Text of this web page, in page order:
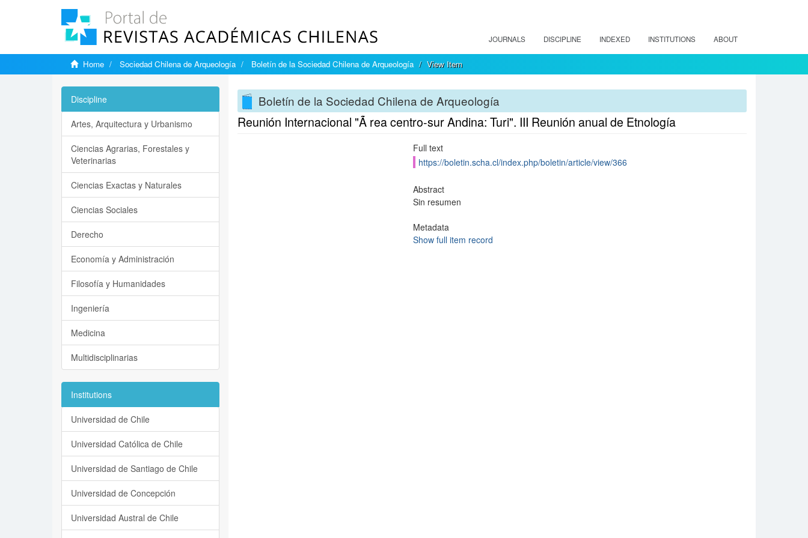
JOURNALS DISCIPLINE INDEXED INSTITUTIONS ABOUT
Home Sociedad Chilena de Arqueología Boletín de la Sociedad Chilena de Arqueología View Item
Boletín de la Sociedad Chilena de Arqueología
Reunión Internacional "Ã rea centro-sur Andina: Turi". III Reunión anual de Etnología
Full text
https://boletin.scha.cl/index.php/boletin/article/view/366
Abstract
Sin resumen
Metadata
Show full item record
Discipline
Artes, Arquitectura y Urbanismo
Ciencias Agrarias, Forestales y
Veterinarias
Ciencias Exactas y Naturales
Ciencias Sociales
Derecho
Economía y Administración
Filosofía y Humanidades
Ingeniería
Medicina
Multidisciplinarias
Institutions
Universidad de Chile
Universidad Católica de Chile
Universidad de Santiago de Chile
Universidad de Concepción
Universidad Austral de Chile